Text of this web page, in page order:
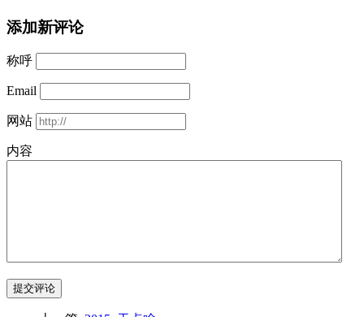
添加新评论
称呼
Email
网站
内容
提交评论